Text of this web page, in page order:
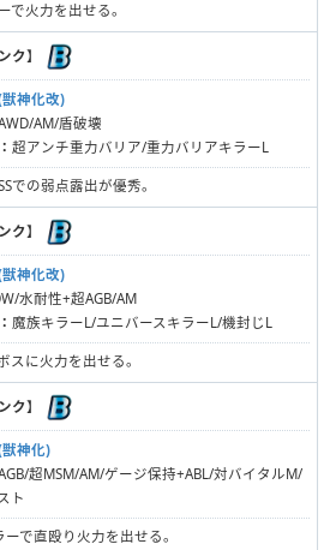
で火力を出せる。
ク】
神化改)
AM/盾破壊
超アンチ重力バリア/重力バリアキラーL
での弱点露出が優秀。
ク】
神化改)
水耐性+超AGB/AM
魔族キラーL/ユニバースキラーL/機封じL
スに火力を出せる。
ク】
神化)
超MSM/AM/ゲージ保持+ABL/対バイタルM/
ト
で直殴り火力を出せる。